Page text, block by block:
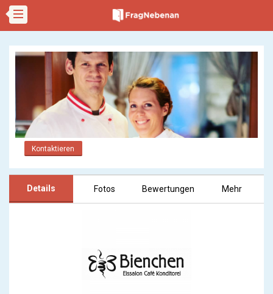
Kontaktieren
Details Fotos Bewertungen Mehr